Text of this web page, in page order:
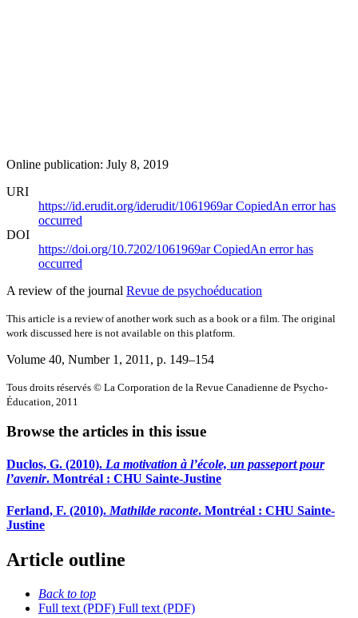
Online publication: July 8, 2019
URI
https://id.erudit.org/iderudit/1061969arCopiedAn error has
occurred
DOI
https://doi.org/10.7202/1061969arCopiedAn error has
occurred
A review of the journal Revue de psychoéducation
This article is a review of another work such as a book or a film. The original
work discussed here is not available on this platform.
Volume 40, Number 1, 2011 , p. 149–154
Tous droits réservés © La Corporation de la Revue Canadienne de Psycho-
Éducation, 2011
Browse the articles in this issue
Duclos, G. (2010). La motivation à l’école, un passeport pour
l’avenir. Montréal : CHU Sainte-Justine
Ferland, F. (2010). Mathilde raconte. Montréal : CHU Sainte-
Justine
Article outline
Back to top
Full text (PDF) Full text (PDF)